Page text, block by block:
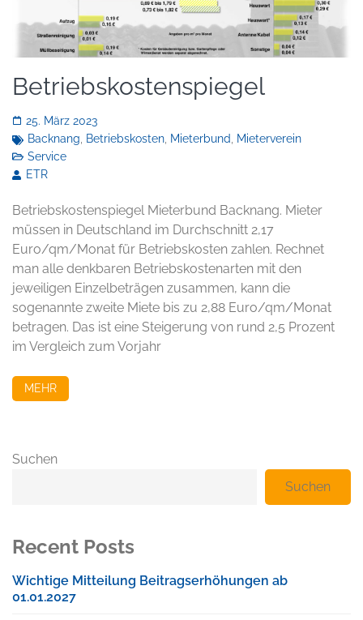
Betriebskostenspiegel
25. März 2023
Backnang
Betriebskosten Mieterbund
Mieterverein
Service
ETR
Betriebskostenspiegel Mieterbund Backnang. Mieter
müssen in Deutschland im Durchschnitt 2,17
Euro/qm/Monat für Betriebskosten zahlen. Rechnet
man alle denkbaren Betriebskostenarten mit den
jeweiligen Einzelbeträgen zusammen, kann die
sogenannte zweite Miete bis zu 2,88 Euro/qm/Monat
betragen. Das ist eine Steigerung von rund 2,5 Prozent
im Vergleich zum Vorjahr
MEHR
Suchen
Suchen
Recent Posts
Wichtige Mitteilung Beitragserhöhungen ab
01.01.2027